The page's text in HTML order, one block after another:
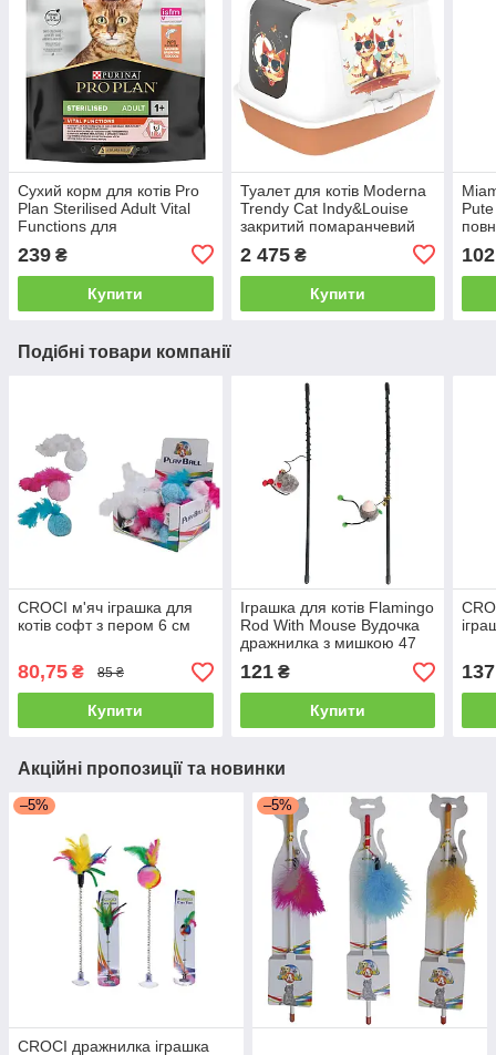
Сухий корм для котів Pro
Plan Sterilised Adult Vital
Functions для
стерилізованих з лососем
400 г
239 ₴
Купити
Туалет для котів Moderna
Trendy Cat Indy&Louise
закритий помаранчевий
2 475₴
Купити
г
102
Подібні товари компанії
CROCI м'яч іграшка для
котів софт з пером 6 см
80,75 ₴ 85 ₴
Купити
Іграшка для котів Flamingo
Rod With Mouse Вудочка
дражнилка з мишкою 47
см
121₴
Купити
137
Акційні пропозиції та новинки
–5%
CROCI дражнилка іграшка
–5%